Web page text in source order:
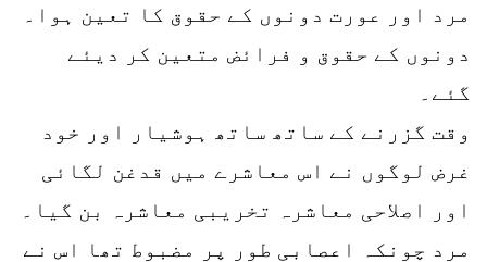
مرد اور عورت دونوں کے حقوق کا تعین ہوا۔
دونوں کے حقوق و فرائض متعین کر دیئے
گئے۔
وقت گزرنے کے ساتھ ساتھ ہوشیار اور خود
غرض لوگوں نے اس معاشرے میں قدغن لگائی
اور اصلاحی معاشرہ تخریبی معاشرہ بن گیا۔
مرد چونکہ اعصابی طور پر مضبوط تھا اس نے